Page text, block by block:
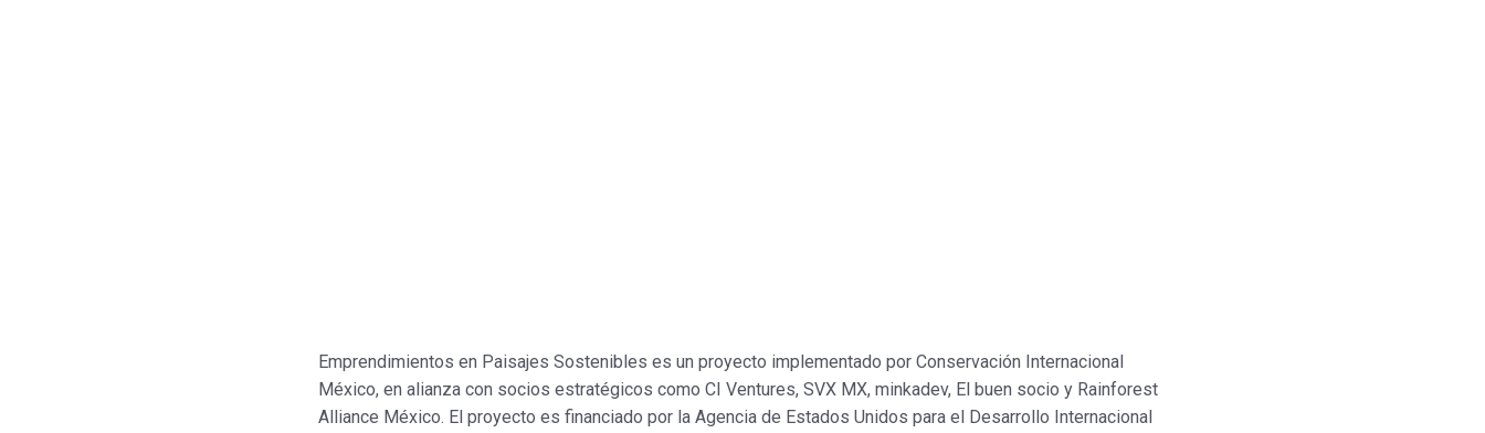
Emprendimientos en Paisajes Sostenibles es un proyecto implementado por Conservación Internacional
México, en alianza con socios estratégicos como CI Ventures, SVX MX, minkadev, El buen socio y Rainforest
Alliance México. El proyecto es financiado por la Agencia de Estados Unidos para el Desarrollo Internacional